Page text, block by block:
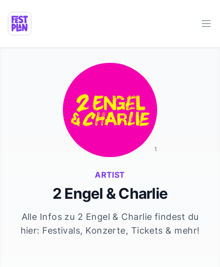
ARTIST
2 Engel & Charlie
Alle Infos zu 2 Engel & Charlie findest du
hier: Festivals, Konzerte, Tickets & mehr!
1